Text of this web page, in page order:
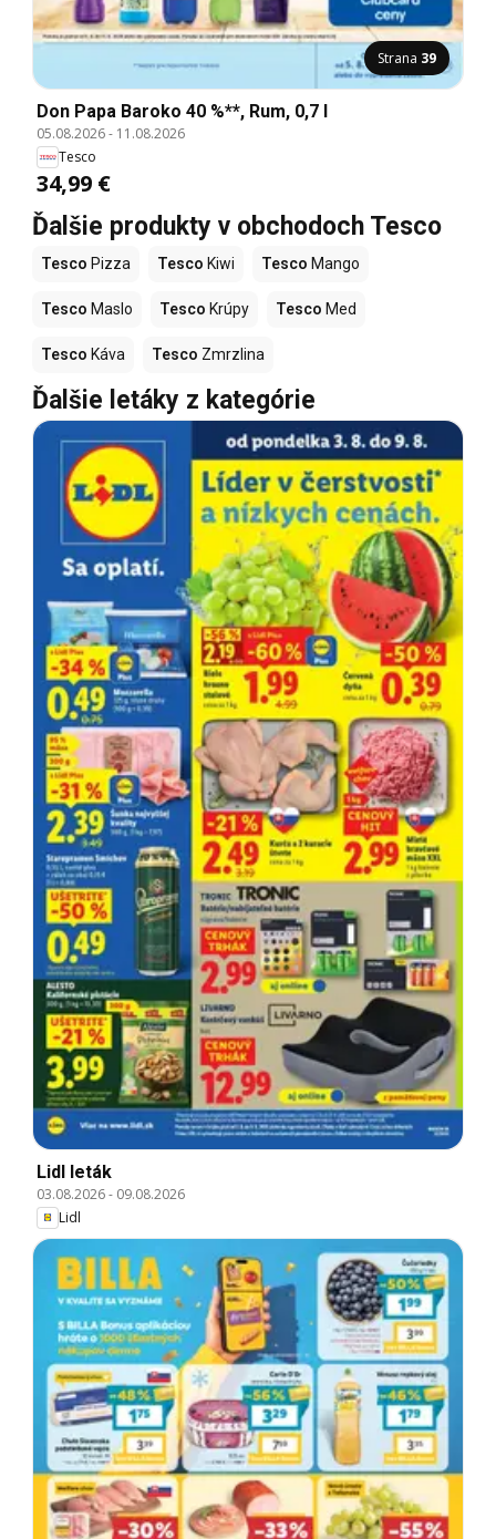
Strana 39
Don Papa Baroko 40 %**, Rum, 0,7 l
05.08.2026- 11.08.2026
Tesco
34,99 €
Ďalšie produkty v obchodoch Tesco
Tesco Pizza Tesco Kiwi Tesco Mango
Tesco Maslo Tesco Krúpy Tesco Med
Tesco Káva Tesco Zmrzlina
Ďalšie letáky z kategórie
Lidl leták
03.08.2026- 09.08.2026
Lidl